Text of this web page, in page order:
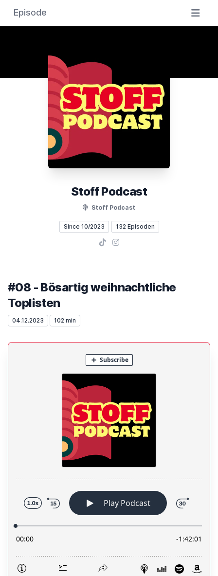
Episode
Stoff Podcast
Stoff Podcast
Since 10/2023 132 Episoden
TikTokInstagram
#08 - Bösartig weihnachtliche
Toplisten
04.12.2023 102 min